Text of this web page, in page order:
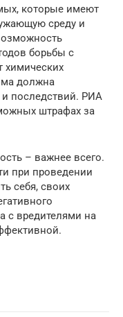
которые имеют
среду и
борьбы с
химических
должна
и последствий. РИА
штрафах за
– важнее всего.
при проведении
себя, своих
с вредителями на